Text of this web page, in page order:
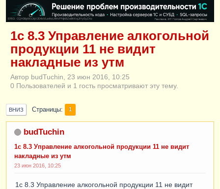
ERID: CQH36pWzJqVJD4xVLsnhcU4hVPNjkBZe8KKxjJiYySyZAz
1c 8.3 Управление алкогольной
продукции 11 не видит
накладные из утм
Автор budTuchin, 23 июн 2016, 10:25
0 Пользователей и 1 гость просматривают эту тему.
ВНИЗ Страницы 1
budTuchin
1c 8.3 Управление алкогольной продукции 11 не видит
накладные из утм
23 июн 2016, 10:25
1c 8.3 Управление алкогольной продукции 11 не видит